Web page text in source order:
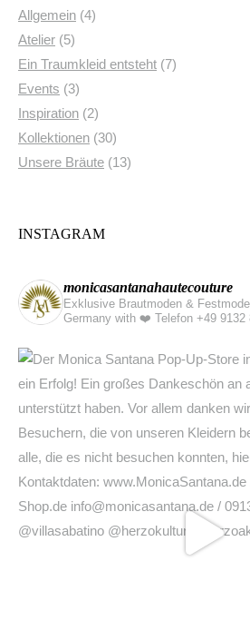
Atelier(5)
Ein Traumkleid entsteht
Events(3)
Inspiration
Kollektionen(30)
Unsere Bräute(13)
Exklusive Brautmoden &
Germany with ❤️Telefon +49 9132